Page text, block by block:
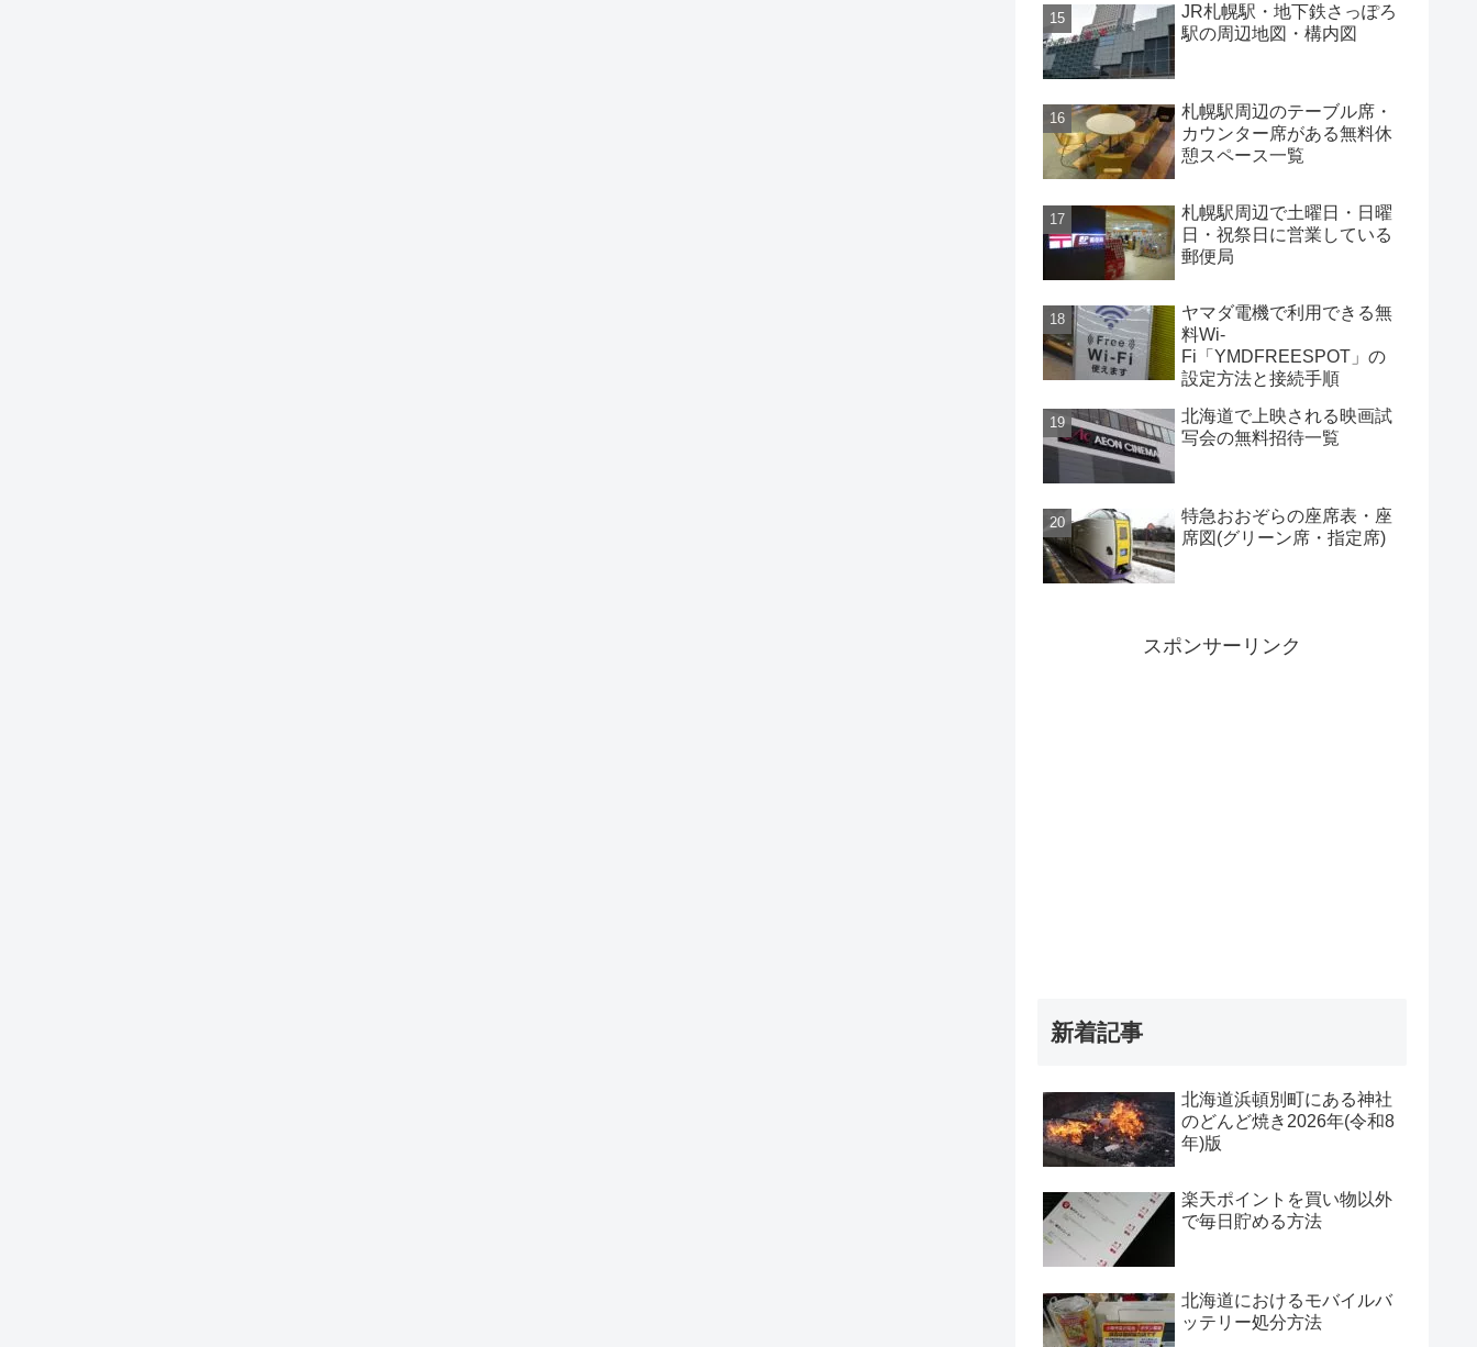
JR札幌駅・地下鉄さっぽろ
駅の周辺地図・構内図
札幌駅周辺のテーブル席・
カウンター席がある無料休
憩スペース一覧
札幌駅周辺で土曜日・日曜
日・祝祭日に営業している
郵便局
ヤマダ電機で利用できる無
料Wi-
Fi「YMDFREESPOT」の
設定方法と接続手順
北海道で上映される映画試
写会の無料招待一覧
特急おおぞらの座席表・座
席図(グリーン席・指定席)
スポンサーリンク
新着記事
北海道浜頓別町にある神社
のどんど焼き2026年(令和8
年)版
楽天ポイントを買い物以外
で毎日貯める方法
北海道におけるモバイルバ
ッテリー処分方法